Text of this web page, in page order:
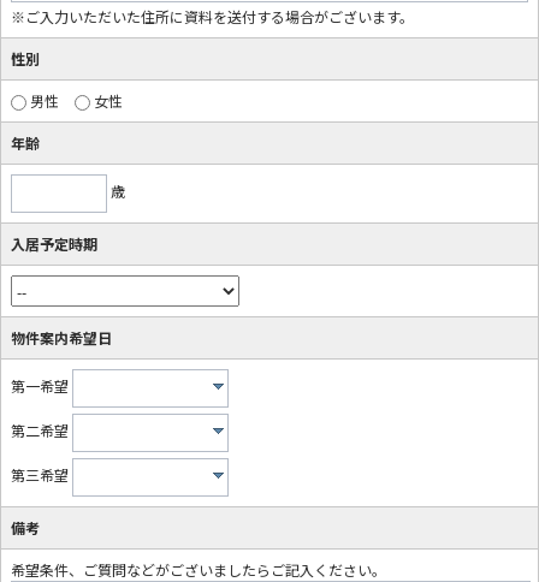
※ご入力いただいた住所に資料を送付する場合がございます。
性別
男性 女性
年齢
歳
入居予定時期
物件案内希望日
第一希望
第二希望
第三希望
備考
希望条件、ご質問などがございましたらご記入ください。